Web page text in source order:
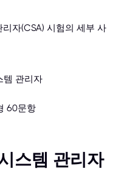
자(CSA) 시험의 세부 사
템 관리자
60문항
스템 관리자